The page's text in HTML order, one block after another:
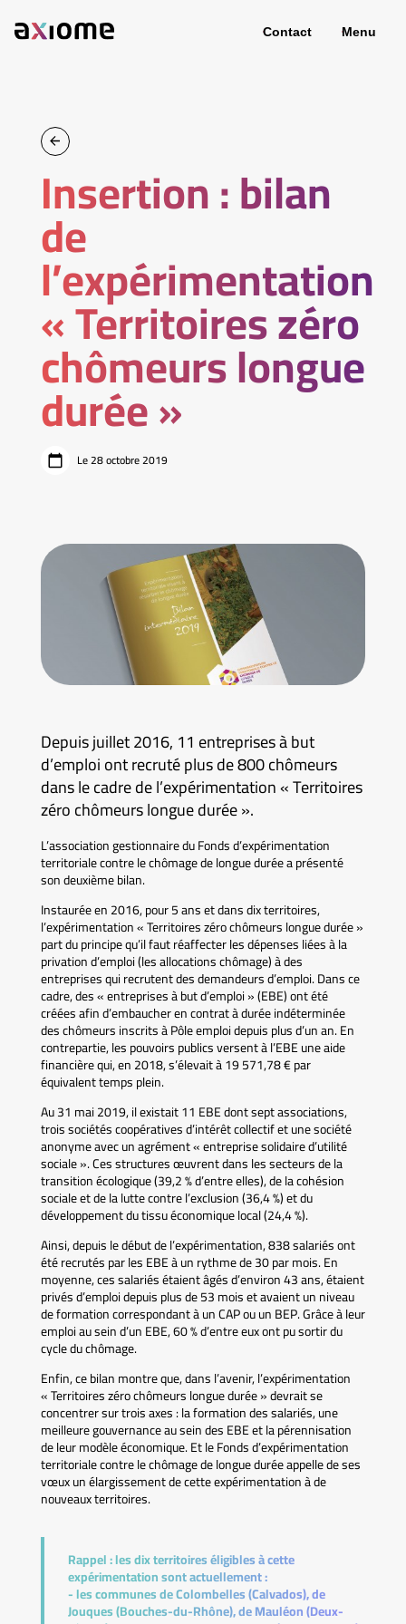
Contact Menu
Insertion : bilan
de
l’expérimentation
« Territoires zéro
chômeurs longue
durée »
Le 28 octobre 2019
Depuis juillet 2016, 11 entreprises à but
d’emploi ont recruté plus de 800 chômeurs
dans le cadre de l’expérimentation « Territoires
zéro chômeurs longue durée ».
L’association gestionnaire du Fonds d’expérimentation
territoriale contre le chômage de longue durée a présenté
son deuxième bilan.
Instaurée en 2016, pour 5 ans et dans dix territoires,
l’expérimentation « Territoires zéro chômeurs longue durée »
part du principe qu’il faut réaffecter les dépenses liées à la
privation d’emploi (les allocations chômage) à des
entreprises qui recrutent des demandeurs d’emploi. Dans ce
cadre, des « entreprises à but d’emploi » (EBE) ont été
créées afin d’embaucher en contrat à durée indéterminée
des chômeurs inscrits à Pôle emploi depuis plus d’un an. En
contrepartie, les pouvoirs publics versent à l’EBE une aide
financière qui, en 2018, s’élevait à 19 571,78 € par
équivalent temps plein.
Au 31 mai 2019, il existait 11 EBE dont sept associations,
trois sociétés coopératives d’intérêt collectif et une société
anonyme avec un agrément « entreprise solidaire d’utilité
sociale ». Ces structures œuvrent dans les secteurs de la
transition écologique (39,2 % d’entre elles), de la cohésion
sociale et de la lutte contre l’exclusion (36,4 %) et du
développement du tissu économique local (24,4 %).
Ainsi, depuis le début de l’expérimentation, 838 salariés ont
été recrutés par les EBE à un rythme de 30 par mois. En
moyenne, ces salariés étaient âgés d’environ 43 ans, étaient
privés d’emploi depuis plus de 53 mois et avaient un niveau
de formation correspondant à un CAP ou un BEP. Grâce à leur
emploi au sein d’un EBE, 60 % d’entre eux ont pu sortir du
cycle du chômage.
Enfin, ce bilan montre que, dans l’avenir, l’expérimentation
« Territoires zéro chômeurs longue durée » devrait se
concentrer sur trois axes : la formation des salariés, une
meilleure gouvernance au sein des EBE et la pérennisation
de leur modèle économique. Et le Fonds d’expérimentation
territoriale contre le chômage de longue durée appelle de ses
vœux un élargissement de cette expérimentation à de
nouveaux territoires.
Rappel :les dix territoires éligibles à cette
expérimentation sont actuellement :
- les communes de Colombelles (Calvados), de
Jouques (Bouches-du-Rhône), de Mauléon (Deux-